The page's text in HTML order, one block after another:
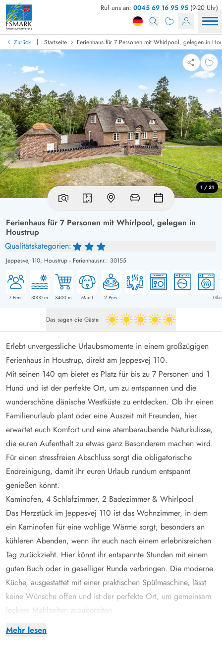
Ruf uns an: 0045 69 16 95 95 (9-20 Uhr)
Zurück | Startseite Ferienhaus für 7 Personen mit Whirlpool, gelegen in
Ferienhaus für 7 Personen mit Whirlpool, gelegen in
Houstrup
Qualitätskategorien:
Jeppesvej 110, Houstrup - Ferienhausnr.: 30155
7 Pers. 3000 m 3400 m Max 1 2 Pers.
1 / 31
Das sagen die Gäste 5 von 5
Mehr lesen
Erlebt unvergessliche Urlaubsmomente in einem großzügigen
Ferienhaus in Houstrup, direkt am Jeppesvej 110.
Mit seinen 140 qm bietet es Platz für bis zu 7 Personen und 1
Hund und ist der perfekte Ort, um zu entspannen und die
wunderschöne dänische Westküste zu entdecken. Ob ihr einen
Familienurlaub plant oder eine Auszeit mit Freunden, hier
erwartet euch Komfort und eine atemberaubende Naturkulisse,
die euren Aufenthalt zu etwas ganz Besonderem machen wird.
Für einen stressfreien Abschluss sorgt die obligatorische
Endreinigung, damit ihr euren Urlaub rundum entspannt
genießen könnt.
Kaminofen, 4 Schlafzimmer, 2 Badezimmer & Whirlpool
Das Herzstück im Jeppesvej 110 ist das Wohnzimmer, in dem
ein Kaminofen für eine wohlige Wärme sorgt, besonders an
kühleren Abenden, wenn ihr euch nach einem erlebnisreichen
Tag zurückzieht. Hier könnt ihr entspannte Stunden mit einem
guten Buch oder in geselliger Runde verbringen. Die moderne
Küche, ausgestattet mit einer praktischen Spülmaschine, lässt
keine Wünsche offen und ist der perfekte Ort, um gemeinsam
leckere Mahlzeiten zuzubereiten.
Auf 140 qm Wohnfläche warten insgesamt 4 Schlafzimmer auf